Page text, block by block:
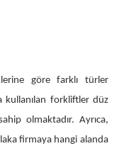
göre farklı türler
kullanılan forkliftler düz
olmaktadır. Ayrıca,
firmaya hangi alanda